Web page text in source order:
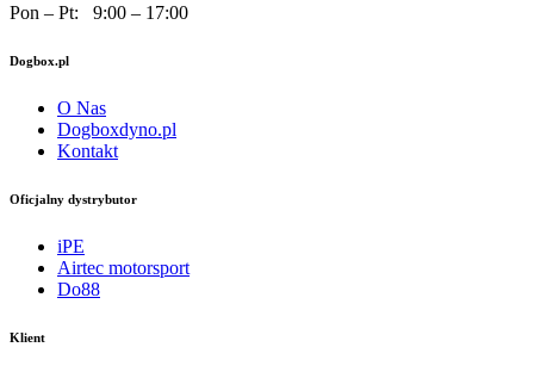
Pon – Pt: 9:00 – 17:00
Dogbox.pl
O Nas
Dogboxdyno.pl
Kontakt
Oficjalny dystrybutor
iPE
Airtec motorsport
Do88
Klient